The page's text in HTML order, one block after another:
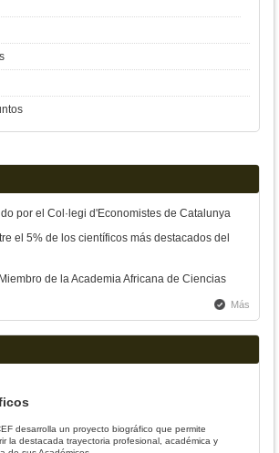
por el Col·legi d'Economistes de Catalunya
el 5% de los científicos más destacados del
de la Academia Africana de Ciencias
Más
desarrolla un proyecto biográfico que permite
la destacada trayectoria profesional, académica y